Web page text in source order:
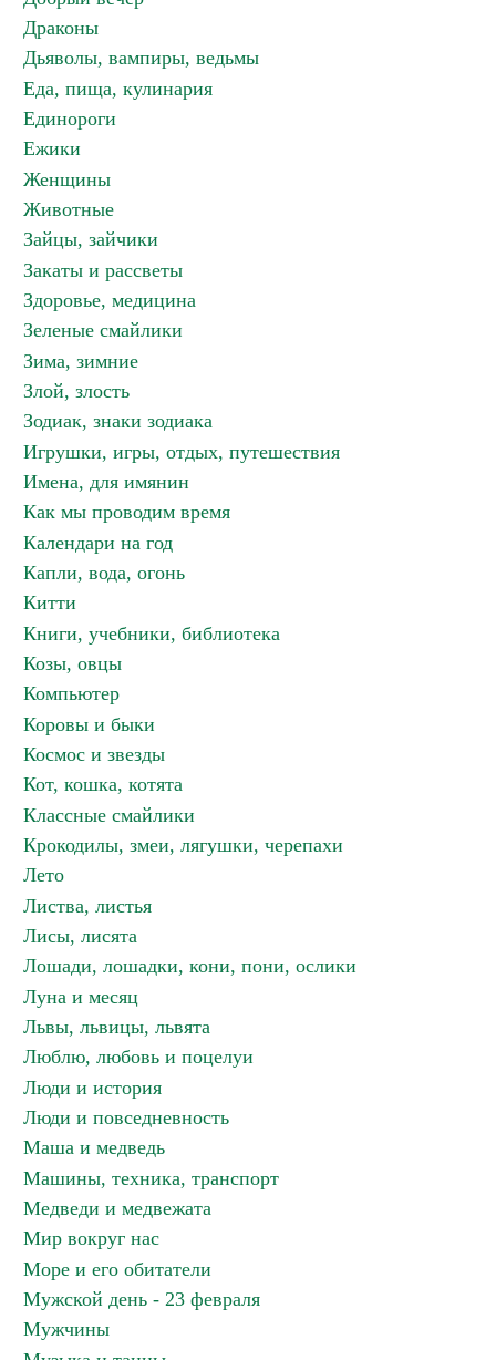
Драконы
Дьяволы, вампиры, ведьмы
Еда, пища, кулинария
Единороги
Ежики
Женщины
Животные
Зайцы, зайчики
Закаты и рассветы
Здоровье, медицина
Зеленые смайлики
Зима, зимние
Злой, злость
Зодиак, знаки зодиака
Игрушки, игры, отдых, путешествия
Имена, для имянин
Как мы проводим время
Календари на год
Капли, вода, огонь
Китти
Книги, учебники, библиотека
Козы, овцы
Компьютер
Коровы и быки
Космос и звезды
Кот, кошка, котята
Классные смайлики
Крокодилы, змеи, лягушки, черепахи
Лето
Листва, листья
Лисы, лисята
Лошади, лошадки, кони, пони, ослики
Луна и месяц
Львы, львицы, львята
Люблю, любовь и поцелуи
Люди и история
Люди и повседневность
Маша и медведь
Машины, техника, транспорт
Медведи и медвежата
Мир вокруг нас
Море и его обитатели
Мужской день - 23 февраля
Мужчины